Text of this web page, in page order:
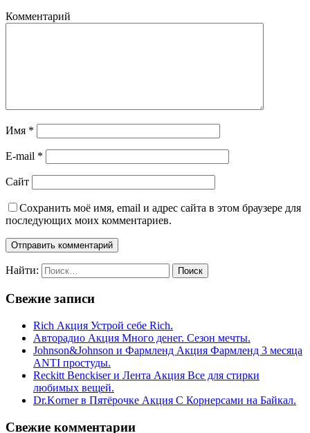
Комментарий
Имя *
E-mail *
Сайт
Сохранить моё имя, email и адрес сайта в этом браузере для
последующих моих комментариев.
Найти:
Свежие записи
Rich Акция Устрой себе Rich.
Авторадио Акция Много денег. Сезон мечты.
Johnson&Johnson и Фармленд Акция Фармленд 3 месяца
ANTI простуды.
Reckitt Benckiser и Лента Акция Все для стирки
любимых вещей.
Dr.Korner в Пятёрочке Акция С Корнерсами на Байкал.
Свежие комментарии